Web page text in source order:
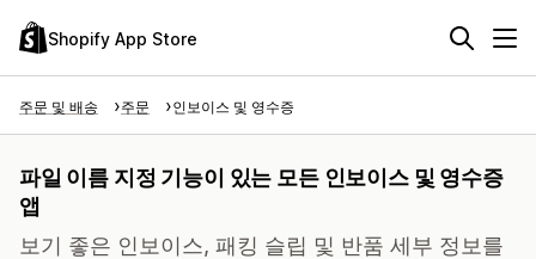
Shopify App Store
주문 및 배송 주문 인보이스 및 영수증
파일 이름 지정 기능이 있는 모든 인보이스 및 영수증
앱
보기 좋은 인보이스, 패킹 슬립 및 반품 세부 정보를